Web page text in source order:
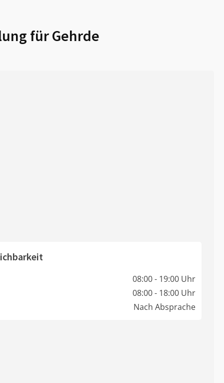
fürGehrde
08:00 - 19:00 Uhr
08:00 - 18:00 Uhr
Nach Absprache